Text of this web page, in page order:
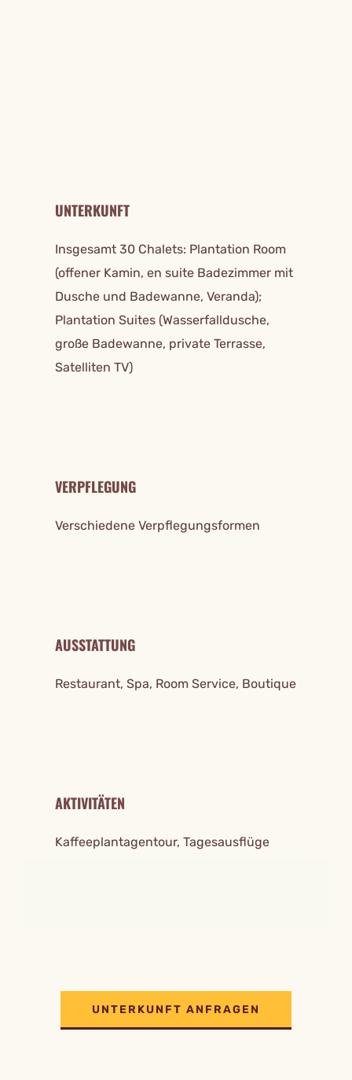
UNTERKUNFT
Insgesamt 30 Chalets: Plantation Room
(offener Kamin, en suite Badezimmer mit
Dusche und Badewanne, Veranda);
Plantation Suites (Wasserfalldusche,
große Badewanne, private Terrasse,
Satelliten TV)
VERPFLEGUNG
Verschiedene Verpflegungsformen
AUSSTATTUNG
Restaurant, Spa, Room Service, Boutique
AKTIVITÄTEN
Kaffeeplantagentour, Tagesausflüge
UNTERKUNFT ANFRAGEN